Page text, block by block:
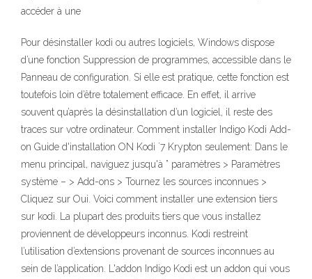
accéder à une
Pour désinstaller kodi ou autres logiciels, Windows dispose
d’une fonction Suppression de programmes, accessible dans le
Panneau de configuration. Si elle est pratique, cette fonction est
toutefois loin d’être totalement efficace. En effet, il arrive
souvent qu’après la désinstallation d’un logiciel, il reste des
traces sur votre ordinateur. Comment installer Indigo Kodi Add-
on Guide d'installation ON Kodi `7 Krypton seulement: Dans le
menu principal, naviguez jusqu'à ” paramètres > Paramètres
système – > Add-ons > Tournez les sources inconnues >
Cliquez sur Oui. Voici comment installer une extension tiers
sur kodi. La plupart des produits tiers que vous installez
proviennent de développeurs inconnus. Kodi restreint
l’utilisation d’extensions provenant de sources inconnues au
sein de l’application. L'addon Indigo Kodi est un addon qui vous